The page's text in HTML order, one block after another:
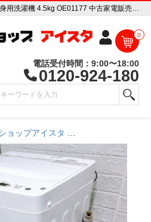
ハイアール BW-45A 一人暮らし単身用洗濯機 4.5kg OE01177 中古家電販売専門店 リサイクルショップ アイスタ
0
電話受付時間：9:00〜18:00
0120-924-180
ョップアイスタ